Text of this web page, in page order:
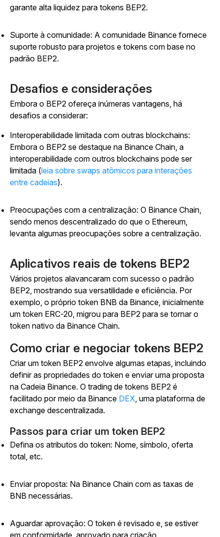
garante alta liquidez para tokens BEP2.
Suporte à comunidade: A comunidade Binance fornece
suporte robusto para projetos e tokens com base no
padrão BEP2.
Desafios e considerações
Embora o BEP2 ofereça inúmeras vantagens, há
desafios a considerar:
Interoperabilidade limitada com outras blockchains:
Embora o BEP2 se destaque na Binance Chain, a
interoperabilidade com outros blockchains pode ser
limitada (leia sobre swaps atômicos para interações
entre cadeias).
Preocupações com a centralização: O Binance Chain,
sendo menos descentralizado do que o Ethereum,
levanta algumas preocupações sobre a centralização.
Aplicativos reais de tokens BEP2
Vários projetos alavancaram com sucesso o padrão
BEP2, mostrando sua versatilidade e eficiência. Por
exemplo, o próprio token BNB da Binance, inicialmente
um token ERC-20, migrou para BEP2 para se tornar o
token nativo da Binance Chain.
Como criar e negociar tokens BEP2
Criar um token BEP2 envolve algumas etapas, incluindo
definir as propriedades do token e enviar uma proposta
na Cadeia Binance. O trading de tokens BEP2 é
facilitado por meio da Binance DEX, uma plataforma de
exchange descentralizada.
Passos para criar um token BEP2
Defina os atributos do token: Nome, símbolo, oferta
total, etc.
Enviar proposta: Na Binance Chain com as taxas de
BNB necessárias.
Aguardar aprovação: O token é revisado e, se estiver
em conformidade, aprovado para criação.